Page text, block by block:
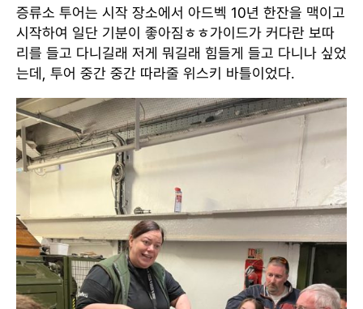
증류소 투어는 시작 장소에서 아드벡 10년 한잔을 맥이고
시작하여 일단 기분이 좋아짐ㅎㅎ가이드가 커다란 보따
리를 들고 다니길래 저게 뭐길래 힘들게 들고 다니나 싶었
는데, 투어 중간 중간 따라줄 위스키 바틀이었다.